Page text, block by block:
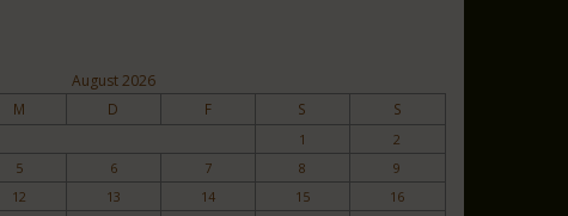
August 2026
M D F S S
1
2
5 6 7 8
9
12 13 14 15
16